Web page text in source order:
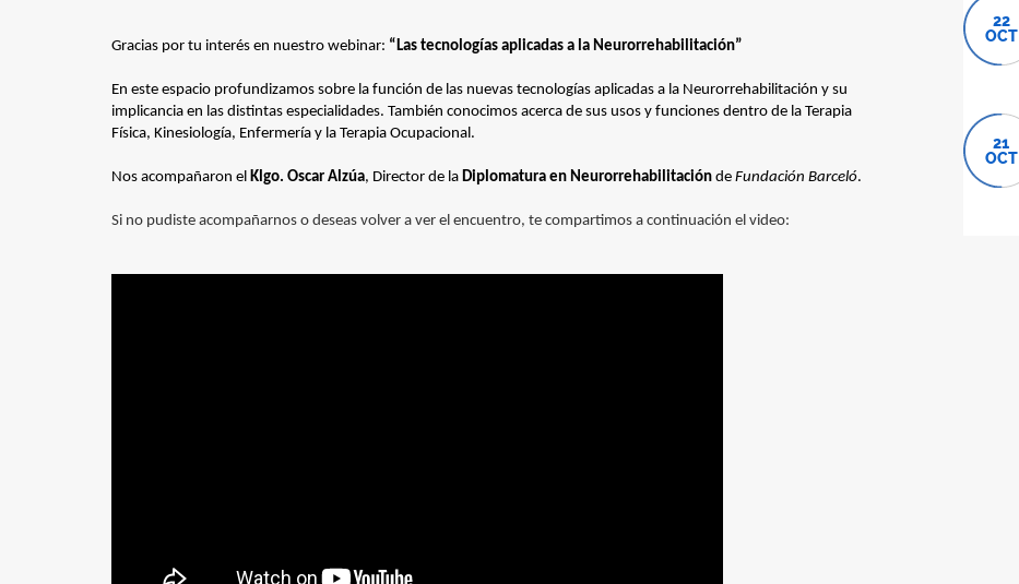
Gracias por tu interés en nuestro webinar: “Las tecnologías aplicadas a la Neurorrehabilitación”
En este espacio profundizamos sobre la función de las nuevas tecnologías aplicadas a la Neurorrehabilitación y su
implicancia en las distintas especialidades. También conocimos acerca de sus usos y funciones dentro de la Terapia
Física, Kinesiología, Enfermería y la Terapia Ocupacional.
Nos acompañaron el Klgo. Oscar Alzúa, Director de la Diplomatura en Neurorrehabilitación de Fundación Barceló.
Si no pudiste acompañarnos o deseas volver a ver el encuentro, te compartimos a continuación el video:
22
OCT
21
OCT